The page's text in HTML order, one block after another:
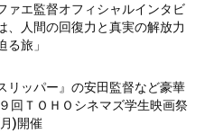
ァエ監督オフィシャルインタビ
、人間の回復力と真実の解放力
る旅」
リッパー』の安田監督など豪華
回ＴＯＨＯシネマズ学生映画祭
)開催